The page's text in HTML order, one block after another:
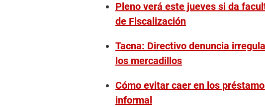
Pleno verá este jueves si da
de Fiscalización
Tacna: Directivo denuncia
los mercadillos
Cómo evitar caer en los
informal